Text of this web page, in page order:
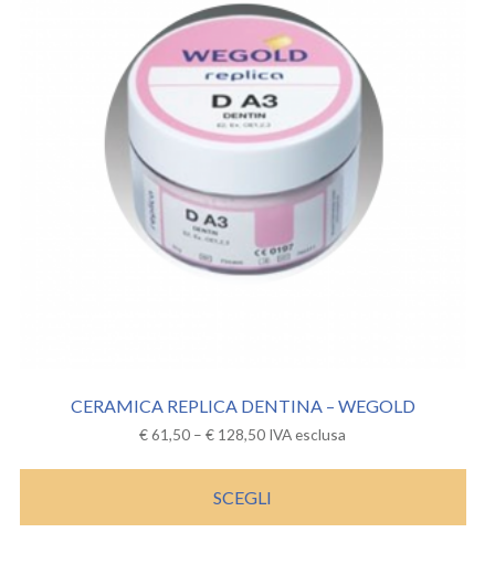
CERAMICA REPLICA DENTINA – WEGOLD
€61,50 –€ 128,50 IVA esclusa
SCEGLI